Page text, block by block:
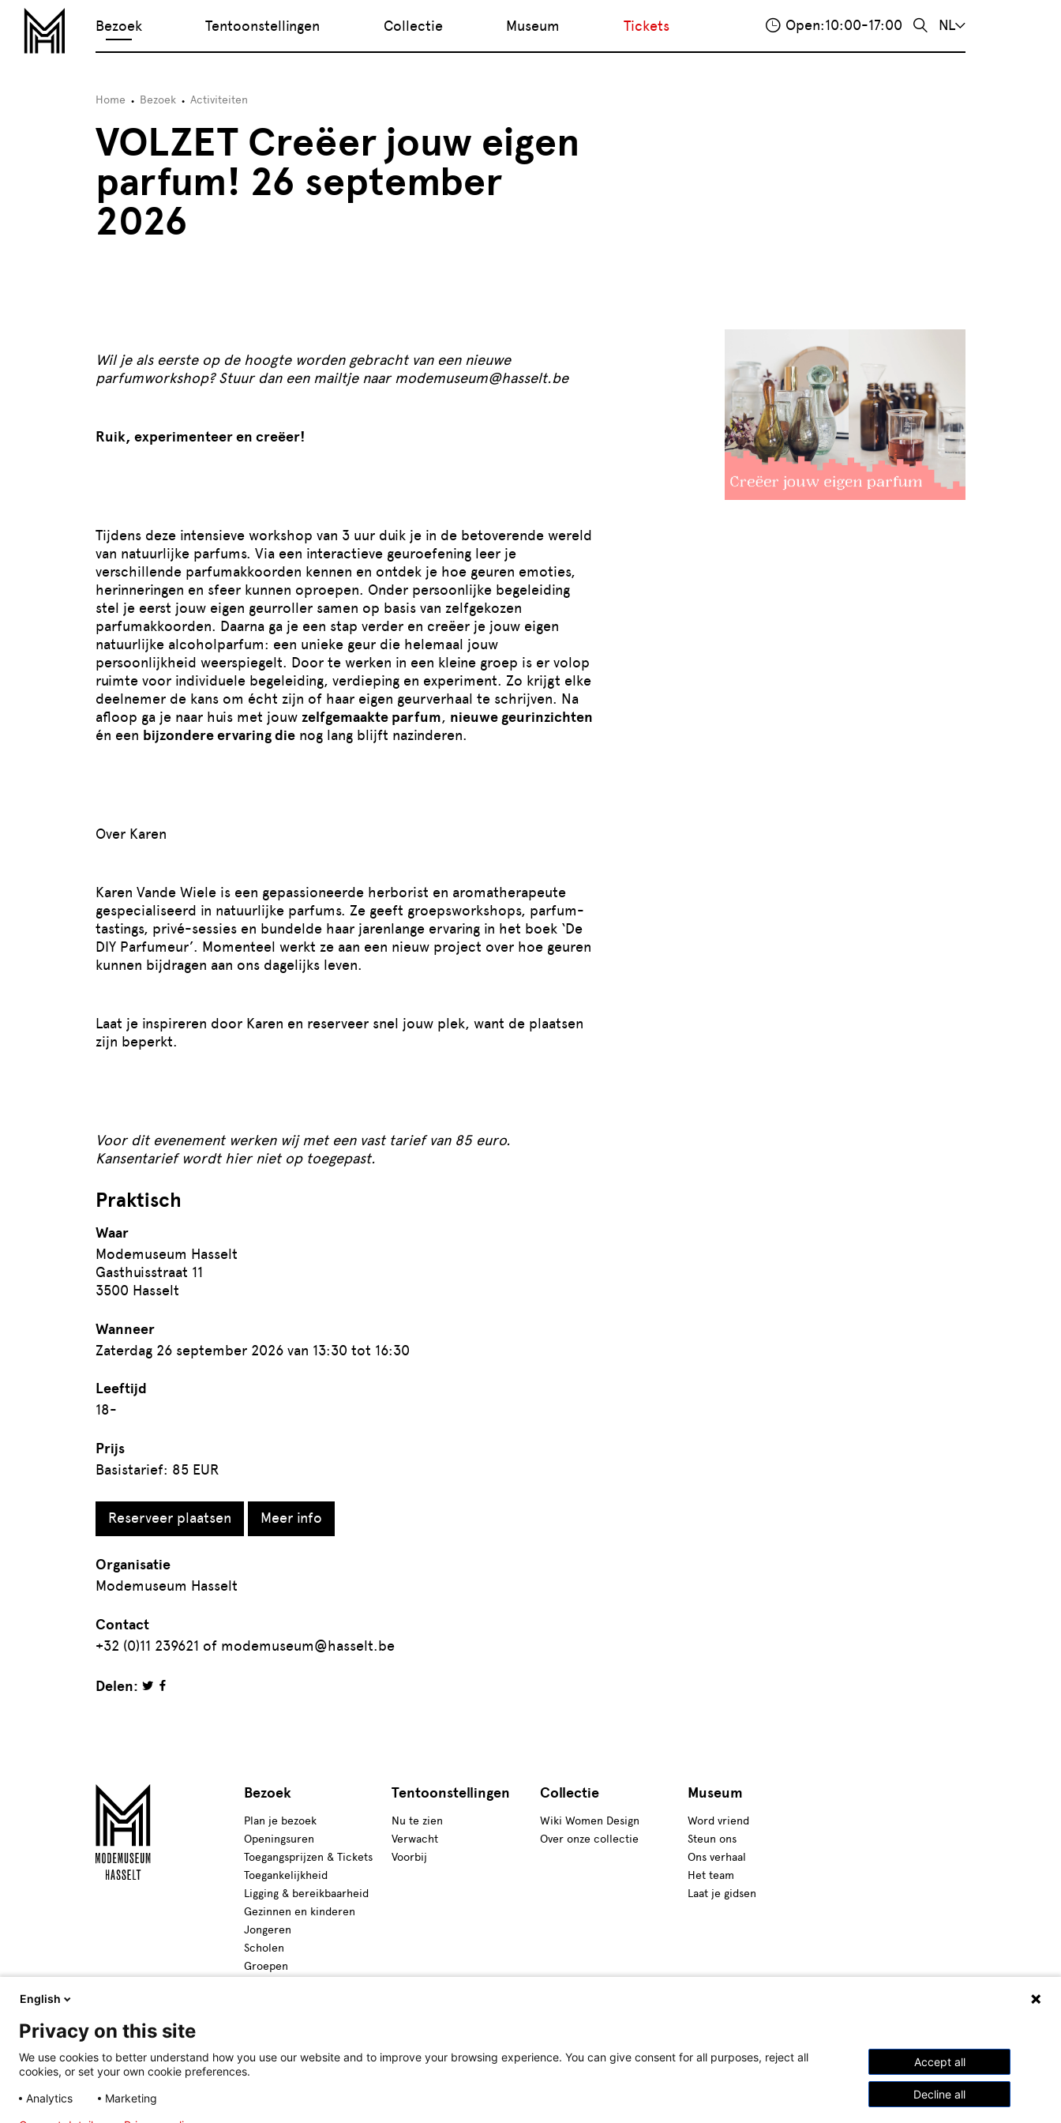
Bezoek Tentoonstellingen Collectie Museum Tickets Open:10:00-17:00 NL
Home Bezoek Activiteiten
VOLZET Creëer jouw eigen
parfum! 26 september
2026
Wil je als eerste op de hoogte worden gebracht van een nieuwe
parfumworkshop? Stuur dan een mailtje naar modemuseum@hasselt.be
Ruik, experimenteer en creëer!
Tijdens deze intensieve workshop van 3 uur duik je in de betoverende wereld
van natuurlijke parfums. Via een interactieve geuroefening leer je
verschillende parfumakkoorden kennen en ontdek je hoe geuren emoties,
herinneringen en sfeer kunnen oproepen. Onder persoonlijke begeleiding
stel je eerst jouw eigen geurroller samen op basis van zelfgekozen
parfumakkoorden. Daarna ga je een stap verder en creëer je jouw eigen
natuurlijke alcoholparfum: een unieke geur die helemaal jouw
persoonlijkheid weerspiegelt. Door te werken in een kleine groep is er volop
ruimte voor individuele begeleiding, verdieping en experiment. Zo krijgt elke
deelnemer de kans om écht zijn of haar eigen geurverhaal te schrijven. Na
afloop ga je naar huis met jouw zelfgemaakte parfum, nieuwe geurinzichten
én een bijzondere ervaring dienog lang blijft nazinderen.
Over Karen
Karen Vande Wiele is een gepassioneerde herborist en aromatherapeute
gespecialiseerd in natuurlijke parfums. Ze geeft groepsworkshops, parfum-
tastings, privé-sessies en bundelde haar jarenlange ervaring in het boek ‘De
DIY Parfumeur’. Momenteel werkt ze aan een nieuw project over hoe geuren
kunnen bijdragen aan ons dagelijks leven.
Laat je inspireren door Karen en reserveer snel jouw plek, want de plaatsen
zijn beperkt.
Voor dit evenement werken wij met een vast tarief van 85 euro.
Kansentarief wordt hier niet op toegepast.
Praktisch
Waar
Modemuseum Hasselt
Gasthuisstraat 11
3500 Hasselt
Wanneer
Zaterdag 26 september 2026 van 13:30 tot 16:30
Leeftijd
18-
Prijs
Basistarief: 85 EUR
Reserveer plaatsen Meer info
Organisatie
Modemuseum Hasselt
Contact
+32 (0)11 239621 of modemuseum@hasselt.be
Delen:
Bezoek
Plan je bezoek
Openingsuren
Toegangsprijzen & Tickets
Toegankelijkheid
Ligging & bereikbaarheid
Gezinnen en kinderen
Jongeren
Scholen
Groepen
Tentoonstellingen
Nu te zien
Verwacht
Voorbij
Collectie
Wiki Women Design
Over onze collectie
Museum
Word vriend
Steun ons
Ons verhaal
Het team
Laat je gidsen
English
Privacy on this site
We use cookies to better understand how you use our website and to improve your browsing experience. You can give consent for all purposes, reject all
cookies, or set your own cookie preferences.
Analytics
Marketing
Accept all
Decline all